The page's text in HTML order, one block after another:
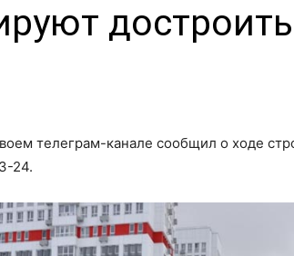
телеграм-канале сообщил о ходе
24.